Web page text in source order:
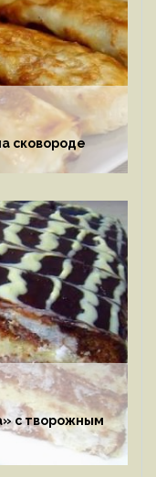
сковороде
с творожным